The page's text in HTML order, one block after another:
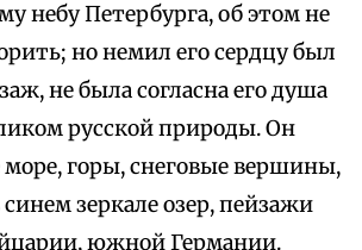
небу Петербурга, об этом не
но немил его сердцу был
не была согласна его душа
русской природы. Он
горы, снеговые вершины,
зеркале озер, пейзажи
южной Германии.